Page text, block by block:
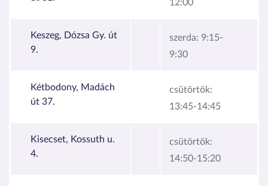
12:00
Keszeg, Dózsa Gy. út
9.
szerda: 9:15-
9:30
Kétbodony, Madách
út 37.
csütörtök:
13:45-14:45
Kisecset, Kossuth u.
4.
csütörtök:
14:50-15:20